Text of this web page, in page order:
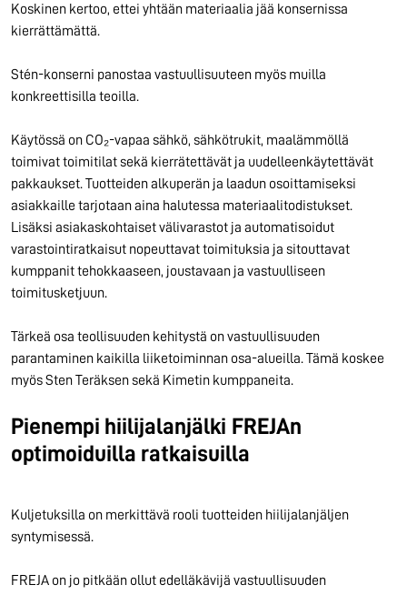
Koskinen kertoo, ettei yhtään materiaalia jää konsernissa
kierrättämättä.
Stén-konserni panostaa vastuullisuuteen myös muilla
konkreettisilla teoilla.
Käytössä on CO₂-vapaa sähkö, sähkötrukit, maalämmöllä
toimivat toimitilat sekä kierrätettävät ja uudelleenkäytettävät
pakkaukset. Tuotteiden alkuperän ja laadun osoittamiseksi
asiakkaille tarjotaan aina halutessa materiaalitodistukset.
Lisäksi asiakaskohtaiset välivarastot ja automatisoidut
varastointiratkaisut nopeuttavat toimituksia ja sitouttavat
kumppanit tehokkaaseen, joustavaan ja vastuulliseen
toimitusketjuun.
Tärkeä osa teollisuuden kehitystä on vastuullisuuden
parantaminen kaikilla liiketoiminnan osa-alueilla. Tämä koskee
myös Sten Teräksen sekä Kimetin kumppaneita.
Pienempi hiilijalanjälki FREJAn
optimoiduilla ratkaisuilla
Kuljetuksilla on merkittävä rooli tuotteiden hiilijalanjäljen
syntymisessä.
FREJA on jo pitkään ollut edelläkävijä vastuullisuuden